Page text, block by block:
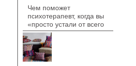
Чем поможет
психотерапевт, когда вы
«просто устали от всего